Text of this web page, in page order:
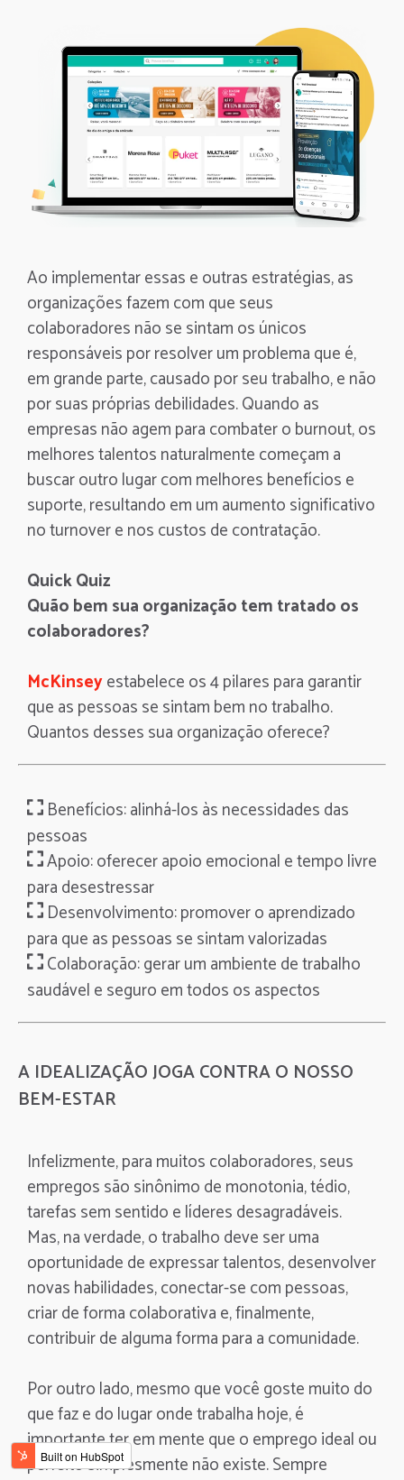
Ao implementar essas e outras estratégias, as
organizações fazem com que seus
colaboradores não se sintam os únicos
responsáveis por resolver um problema que é,
em grande parte, causado por seu trabalho, e não
por suas próprias debilidades. Quando as
empresas não agem para combater o burnout, os
melhores talentos naturalmente começam a
buscar outro lugar com melhores benefícios e
suporte, resultando em um aumento significativo
no turnover e nos custos de contratação.
Quick Quiz
Quão bem sua organização tem tratado os
colaboradores?
McKinseyestabelece os 4 pilares para garantir
que as pessoas se sintam bem no trabalho.
Quantos desses sua organização oferece?
Benefícios⁠: alinhá-los às necessidades das
pessoas
Apoio⁠: oferecer apoio emocional e tempo livre
para desestressar
Desenvolvimento⁠: promover o aprendizado
para que as pessoas se sintam valorizadas
Colaboração⁠: gerar um ambiente de trabalho
saudável e seguro em todos os aspectos
A IDEALIZAÇÃO JOGA CONTRA O NOSSO
BEM-ESTAR
Infelizmente, para muitos colaboradores, seus
empregos são sinônimo de monotonia, tédio,
tarefas sem sentido e líderes desagradáveis.
Mas, na verdade, o trabalho deve ser uma
oportunidade de expressar talentos, desenvolver
novas habilidades, conectar-se com pessoas,
criar de forma colaborativa e, finalmente,
contribuir de alguma forma para a comunidade.
Por outro lado, mesmo que você goste muito do
que faz e do lugar onde trabalha hoje, é
importante ter em mente que o emprego ideal ou
perfeito simplesmente não existe. Sempre